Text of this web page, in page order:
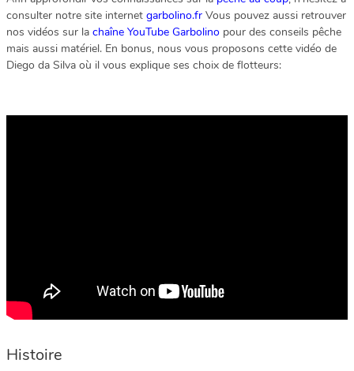
consulter notre site internet garbolino.fr Vous pouvez aussi retrouver
nos vidéos sur la chaîne YouTube Garbolino pour des conseils pêche
mais aussi matériel. En bonus, nous vous proposons cette vidéo de
Diego da Silva où il vous explique ses choix de flotteurs:
Histoire